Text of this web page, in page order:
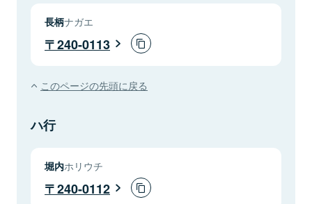
長柄ナガエ
240-0113
このページの先頭に戻る
ハ行
堀内ホリウチ
240-0112